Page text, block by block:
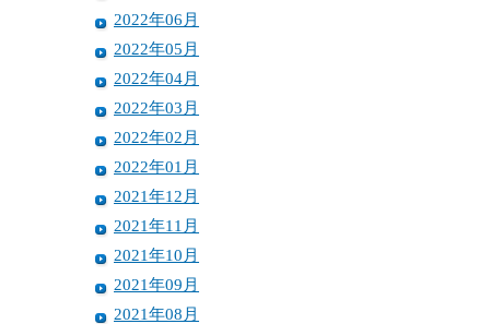
2022年06月
2022年05月
2022年04月
2022年03月
2022年02月
2022年01月
2021年12月
2021年11月
2021年10月
2021年09月
2021年08月